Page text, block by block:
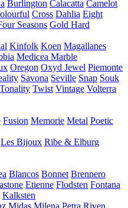
Burlington Calacatta Camelot
Cross Dahlia Eight
Seasons Gold Hard
Kinfolk Koen Magallanes
Medicea Marble
Oregon Oxyd Jewel Piemonte
Savona Seville Snap Souk
Tonality Twist Vintage Volterra
Fusion Memorie Metal Poetic
Les Bijoux Ribe & Elburg
Blancos Bonnet Brennero
Etienne Flodsten Fontana
Kalksten